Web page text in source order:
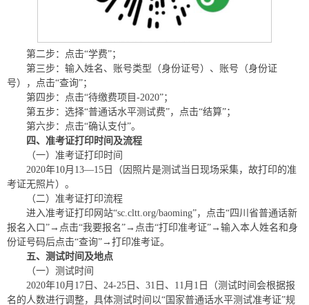
第二步：点击“学费”；
第三步：输入姓名、账号类型（身份证号）、账号（身份证
号），点击“查询”；
第四步：点击“待缴费项目-2020”；
第五步：选择“普通话水平测试费”，点击“结算”；
第六步：点击“确认支付”。
四、准考证打印时间及流程
（一）准考证打印时间
2020年10月13—15日（因照片是测试当日现场采集，故打印的准
考证无照片）。
（二）准考证打印流程
进入准考证打印网站“sc.cltt.org/baoming”，点击“四川省普通话新
报名入口”→点击“我要报名”→点击“打印准考证”→输入本人姓名和身
份证号码后点击“查询”→打印准考证。
五、测试时间及地点
（一）测试时间
2020年10月17日、24-25日、31日、11月1日（测试时间会根据报
名的人数进行调整，具体测试时间以“国家普通话水平测试准考证”规